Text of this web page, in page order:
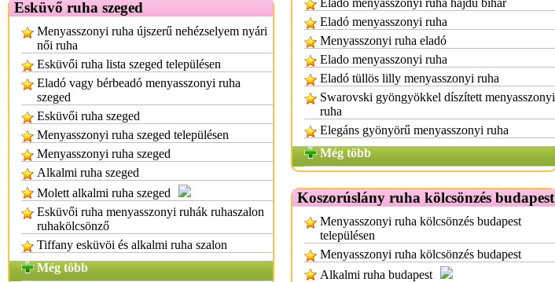
Esküvő ruha szeged
Menyasszonyi ruha újszerű nehézselyem nyári
női ruha
Esküvői ruha lista szeged településen
Eladó vagy bérbeadó menyasszonyi ruha
szeged
Esküvői ruha szeged
Menyasszonyi ruha szeged településen
Menyasszonyi ruha szeged
Alkalmi ruha szeged
Molett alkalmi ruha szeged
Esküvői ruha menyasszonyi ruhák ruhaszalon
ruhakölcsönző
Tiffany esküvöi és alkalmi ruha szalon
Még több
Eladó menyasszonyi ruha hajdú bihar
Eladó menyasszonyi ruha
Menyasszonyi ruha eladó
Elado menyasszonyi ruha
Eladó tüllös lilly menyasszonyi ruha
Swarovski gyöngyökkel díszített menyasszonyi
ruha
Elegáns gyönyörű menyasszonyi ruha
Még több
Koszorúslány ruha kölcsönzés budapest
Menyasszonyi ruha kölcsönzés budapest
településen
Menyasszonyi ruha kölcsönzés budapest
Alkalmi ruha budapest